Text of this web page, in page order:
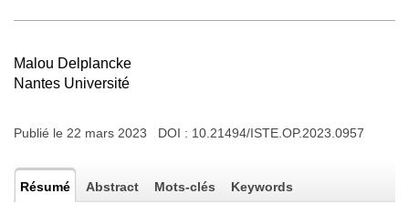
Malou Delplancke
Nantes Université
Publié le 22 mars 2023 DOI : 10.21494/ISTE.OP.2023.0957
Résumé Abstract Mots-clés Keywords